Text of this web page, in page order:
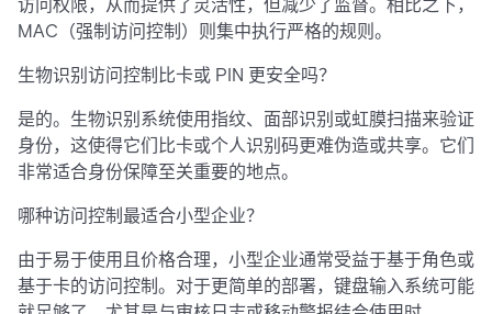
访问权限，从而提供了灵活性，但减少了监督。相比之下，
MAC（强制访问控制）则集中执行严格的规则。
生物识别访问控制比卡或 PIN 更安全吗？
是的。生物识别系统使用指纹、面部识别或虹膜扫描来验证
身份，这使得它们比卡或个人识别码更难伪造或共享。它们
非常适合身份保障至关重要的地点。
哪种访问控制最适合小型企业？
由于易于使用且价格合理，小型企业通常受益于基于角色或
基于卡的访问控制。对于更简单的部署，键盘输入系统可能